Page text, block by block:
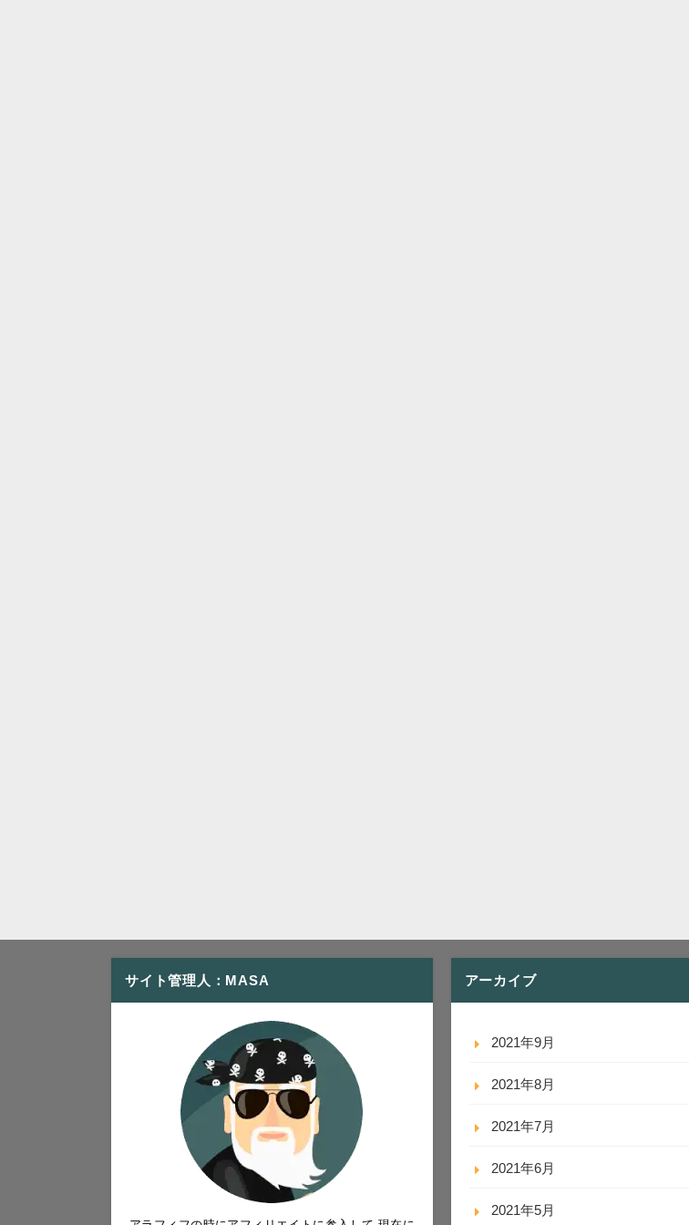
サイト管理人：MASA アーカイブ
2021年9月
2021年8月
2021年7月
2021年6月
2021年5月